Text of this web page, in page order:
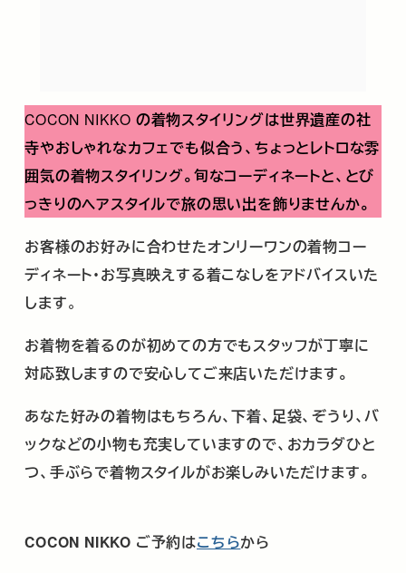
COCON NIKKO の着物スタイリングは世界遺産の社
寺やおしゃれなカフェでも似合う、ちょっとレトロな雰
囲気の着物スタイリング。旬なコーディネートと、とび
っきりのヘアスタイルで旅の思い出を飾りませんか。
お客様のお好みに合わせたオンリーワンの着物コー
ディネート・お写真映えする着こなしをアドバイスいた
します。
お着物を着るのが初めての方でもスタッフが丁寧に
対応致しますので安心してご来店いただけます。
あなた好みの着物はもちろん、下着、足袋、ぞうり、バ
ックなどの小物も充実していますので、おカラダひと
つ、手ぶらで着物スタイルがお楽しみいただけます。
COCON NIKKO ご予約はこちらから